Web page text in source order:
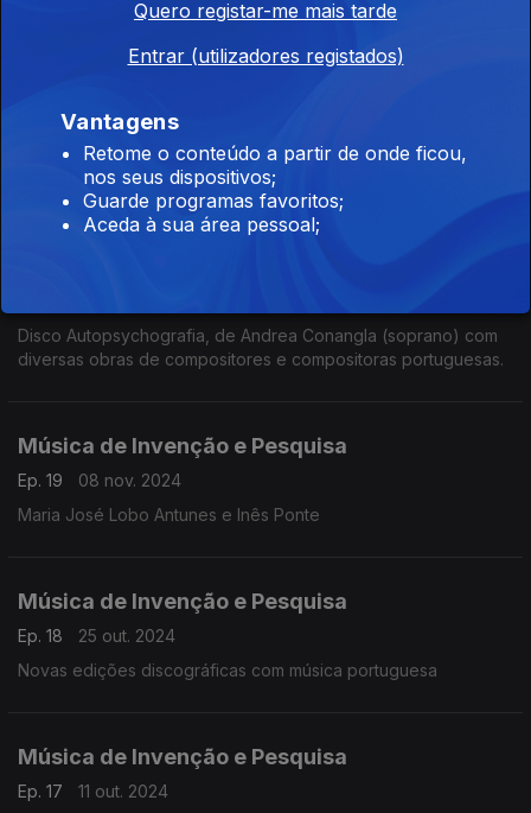
A propósito da realização dos concertos
Ep. 21
06 dez. 2024
A propósito da realização dos concertos “Curto-circuito:
música eletrónica live e acusmática” nos dias 6 e 7 de
Dezembro no O'culto da Ajuda, em Lisboa, ...
Disco Autopsychografia, de Andrea Conangla (soprano) com
diversas obras de compositores e compositoras portuguesas.
Música de Invenção e Pesquisa
Ep. 19
08 nov. 2024
Maria José Lobo Antunes e Inês Ponte
Música de Invenção e Pesquisa
Ep. 18
25 out. 2024
Novas edições discográficas com música portuguesa
Música de Invenção e Pesquisa
Ep. 17
11 out. 2024
Quero registar-me mais tarde
Entrar (utilizadores registados)
Vantagens
Retome o conteúdo a partir de onde ficou,
nos seus dispositivos;
Guarde programas favoritos;
Aceda à sua área pessoal;